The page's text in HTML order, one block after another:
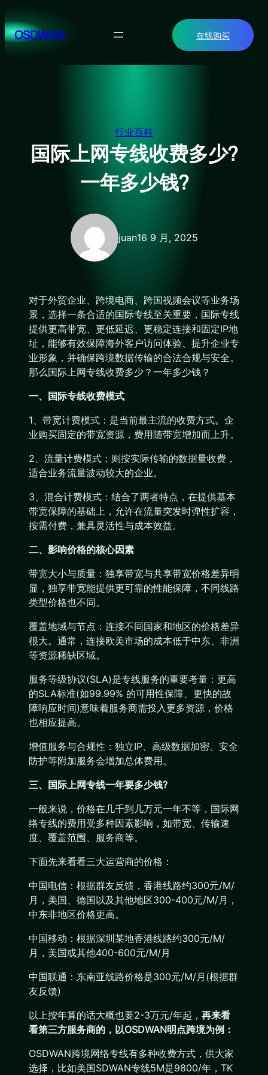
至
内OSDWAN 在线购买
行业百科
国际上网专线收费多少?
一年多少钱?
juan16 9 月, 2025
对于外贸企业、跨境电商、跨国视频会议等业务场
景，选择一条合适的国际专线至关重要，国际专线
提供更高带宽、更低延迟、更稳定连接和固定IP地
址，能够有效保障海外客户访问体验、提升企业专
业形象，并确保跨境数据传输的合法合规与安全。
那么国际上网专线收费多少？一年多少钱？
一、国际专线收费模式
1、带宽计费模式：是当前最主流的收费方式。企
业购买固定的带宽资源，费用随带宽增加而上升。
2、流量计费模式：则按实际传输的数据量收费，
适合业务流量波动较大的企业。
3、混合计费模式：结合了两者特点，在提供基本
带宽保障的基础上，允许在流量突发时弹性扩容，
按需付费，兼具灵活性与成本效益。
二、影响价格的核心因素
带宽大小与质量：独享带宽与共享带宽价格差异明
显，独享带宽能提供更可靠的性能保障，不同线路
类型价格也不同。
覆盖地域与节点：连接不同国家和地区的价格差异
很大。通常，连接欧美市场的成本低于中东、非洲
等资源稀缺区域。
服务等级协议(SLA)是专线服务的重要考量：更高
的SLA标准(如99.99% 的可用性保障、更快的故
障响应时间)意味着服务商需投入更多资源，价格
也相应提高。
增值服务与合规性：独立IP、高级数据加密、安全
防护等附加服务会增加总体费用。
三、国际上网专线一年要多少钱?
一般来说，价格在几千到几万元一年不等，国际网
络专线的费用受多种因素影响，如带宽、传输速
度、覆盖范围、服务商等。
下面先来看看三大运营商的价格：
中国电信：根据群友反馈，香港线路约300元/M/
月，美国、德国以及其他地区300-400元/M/月，
中东非地区价格更高。
中国移动：根据深圳某地香港线路约300元/M/
月，美国或其他400-600元/M/月
中国联通：东南亚线路价格是300元/M/月(根据群
友反馈)
以上按年算的话大概也要2-3万元/年起， 再来看
看第三方服务商的，以OSDWAN明点跨境为例：
OSDWAN跨境网络专线有多种收费方式，供大家
选择，比如美国SDWAN专线5M是9800/年，TK